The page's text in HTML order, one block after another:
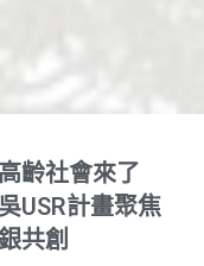
齡社會來了
USR計畫聚焦
共創